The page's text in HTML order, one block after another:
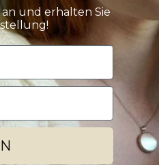
Ihnen
Weiter zu
und erhalten Sie